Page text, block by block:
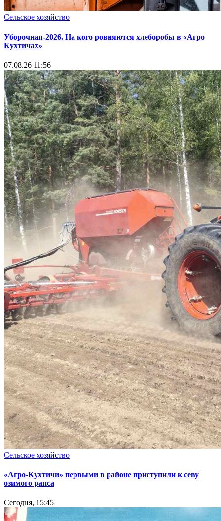
Сельское хозяйство
Уборочная-2026. На кого ровняются хлеборобы в «Агро
Кухтичах»
07.08.26 11:56
Сельское хозяйство
«Агро-Кухтичи» первыми в районе приступили к севу
озимого рапса
Сегодня, 15:45